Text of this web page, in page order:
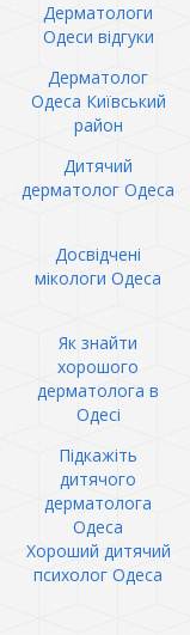
Дерматологи
Одеси відгуки
Дерматолог
Одеса Київський
район
Дитячий
дерматолог Одеса
Досвідчені
мікологи Одеса
Як знайти
хорошого
дерматолога в
Одесі
Підкажіть
дитячого
дерматолога
Одеса
Хороший дитячий
психолог Одеса